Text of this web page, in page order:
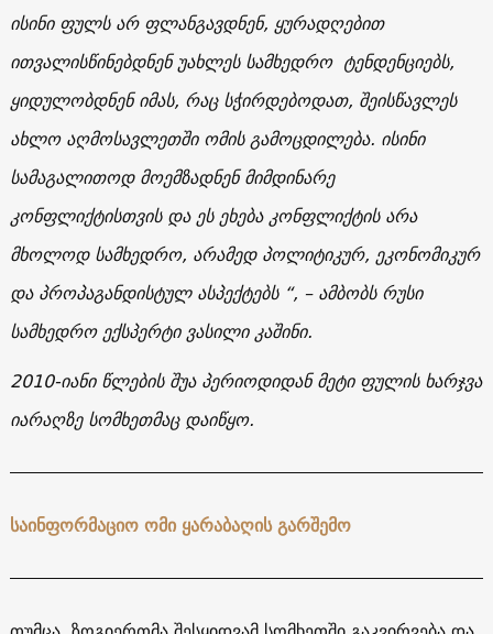
ისინი ფულს არ ფლანგავდნენ, ყურადღებით
ითვალისწინებდნენუახლეს სამხედრო ტენდენციებს,
ყიდულობდნენ იმას, რაც სჭირდებოდათ, შეისწავლეს
ახლო აღმოსავლეთში ომისგამოცდილება. ისინი
სამაგალითოდ მოემზადნენ მიმდინარე
კონფლიქტისთვის დაესეხებაკონფლიქტის არა
მხოლოდ სამხედრო, არამედ პოლიტიკურ, ეკონომიკურ
და პროპაგანდისტულ ასპექტებს“, –ამბობს რუსი
სამხედროექსპერტივასილიკაშინი.
2010-იანი წლების შუა პერიოდიდან მეტი ფულის ხარჯვა
იარაღზე სომხეთმაც დაიწყო.
საინფორმაციო ომი ყარაბაღის გარშემო